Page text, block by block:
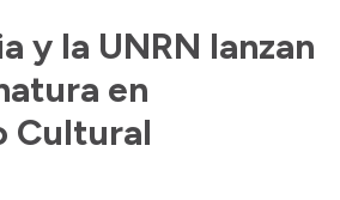
y la UNRN lanzan
en
Cultural